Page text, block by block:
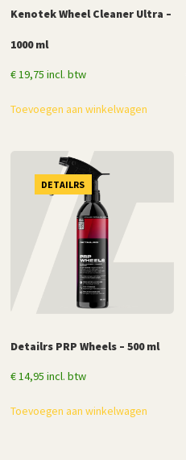
Kenotek Wheel Cleaner Ultra –
1000 ml
€ 19,75 incl. btw
Toevoegen aan winkelwagen
DETAILRS
Detailrs PRP Wheels – 500 ml
€14,95 incl. btw
Toevoegen aan winkelwagen